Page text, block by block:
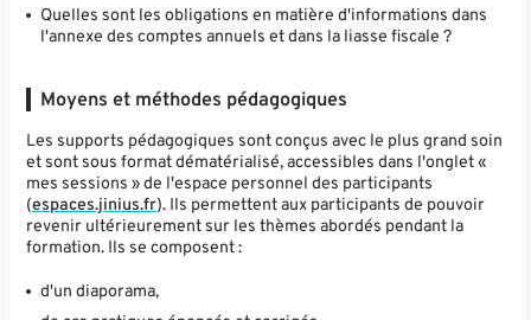
Quelles sont les obligations en matière d'informations dans
l'annexe des comptes annuels et dans la liasse fiscale ?
Moyens et méthodes pédagogiques
Les supports pédagogiques sont conçus avec le plus grand soin
et sont sous format dématérialisé, accessibles dans l'onglet «
mes sessions » de l'espace personnel des participants
(espaces.jinius.fr). Ils permettent aux participants de pouvoir
revenir ultérieurement sur les thèmes abordés pendant la
formation. Ils se composent :
d'un diaporama,